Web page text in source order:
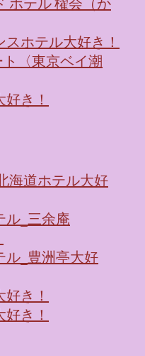
ホテル 櫂会（か
ホテル大好き！
〈東京ベイ潮
き！
海道ホテル大好
ル_三余庵
ル_豊洲亭大好
き！
き！